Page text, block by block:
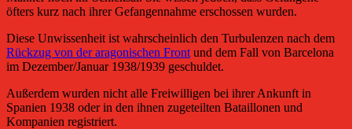
öfters kurz nach ihrer Gefangennahme erschossen wurden.
Diese Unwissenheit ist wahrscheinlich den Turbulenzen nach dem
Rückzug von der aragonischen Front und dem Fall von Barcelona
im Dezember/Januar 1938/1939 geschuldet.
Außerdem wurden nicht alle Freiwilligen bei ihrer Ankunft in
Spanien 1938 oder in den ihnen zugeteilten Bataillonen und
Kompanien registriert.